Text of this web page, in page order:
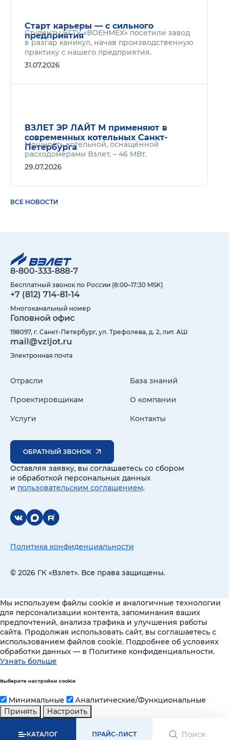
КАТАЛОГ ПРАЙС-ЛИСТ
Старт карьеры — с сильного
предприятия
Студенты БГТУ «ВОЕНМЕХ» посетили завод
в разгар каникул, начав производственную
практику с нашего предприятия.
31.07.2026
ВЗЛЕТ ЭР ЛАЙТ М применяют в
современных котельных Санкт-
Петербурга
Мощность котельной, оснащённой
расходомерами Взлет, – 46 МВт.
29.07.2026
ВСЕ НОВОСТИ
8-800-333-888-7
Бесплатный звонок по России (8:00–17:30 MSK)
+7 (812) 714-81-14
Многоканальный номер
Головной офис
198097, г. Санкт-Петербург, ул. Трефолева, д. 2, лит. АШ
mail@vzljot.ru
Электронная почта
Отрасли
Проектировщикам
Услуги
База знаний
О компании
Контакты
ОБРАТНЫЙ ЗВОНОК
Оставляя заявку, вы соглашаетесь со сбором
и обработкой персональных данных
и пользовательским соглашением.
© 2026 ГК «Взлет». Все права защищены.
Политика конфиденциальности
Мы используем файлы cookie и аналогичные технологии
для персонализации контента, запоминания ваших
предпочтений, анализа трафика и улучшения работы
сайта. Продолжая использовать сайт, вы соглашаетесь с
использованием файлов cookie. Подробнее об условиях
обработки данных — в Политике конфиденциальности.
Узнать больше
Выберите настройки cookie
Минимальные
Аналитические/Функциональные
Принять
Настроить